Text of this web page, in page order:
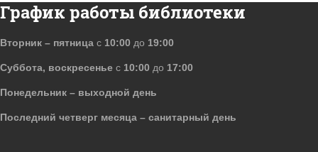
График работы библиотеки
Вторник – пятница с 10:00 до 19:00
Суббота, воскресенье с 10:00 до 17:00
Понедельник – выходной день
Последний четверг месяца – санитарный день